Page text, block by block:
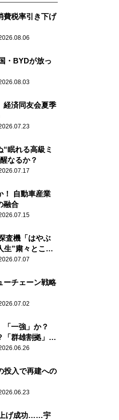
費税率引き下げ
・BYDが放っ
経済同友会夏季
眠れる高級ミ
なるか？
！ 自動車産業
融合
査機「はやぶ
生”粛々とこな
ーチェーン戦略
一強」か？
「群雄割拠」
投入で再建への
げ成功……宇